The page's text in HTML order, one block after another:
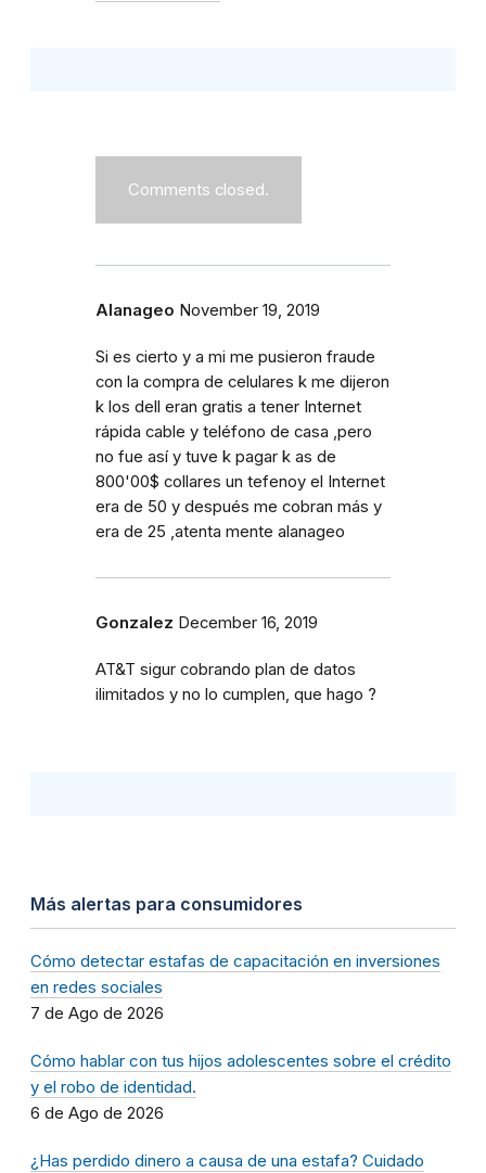
Comments closed.
Alanageo November 19, 2019
Si es cierto y a mi me pusieron fraude
con la compra de celulares k me dijeron
k los dell eran gratis a tener Internet
rápida cable y teléfono de casa ,pero
no fue así y tuve k pagar k as de
800'00$ collares un tefenoy el Internet
era de 50 y después me cobran más y
era de 25 ,atenta mente alanageo
Gonzalez December 16, 2019
AT&T sigur cobrando plan de datos
ilimitados y no lo cumplen, que hago ?
Más alertas para consumidores
Cómo detectar estafas de capacitación en inversiones
en redes sociales
7 de Ago de 2026
Cómo hablar con tus hijos adolescentes sobre el crédito
y el robo de identidad.
6 de Ago de 2026
¿Has perdido dinero a causa de una estafa? Cuidado